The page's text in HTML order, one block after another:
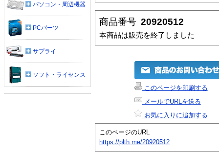
商品番号 20920512
本商品は販売を終了しました
このページを印刷する
メールでURLを送る
お気に入りに追加する
このページのURL
https://plth.me/20920512
パソコン・周辺機器
PCパーツ
サプライ
ソフト・ライセンス